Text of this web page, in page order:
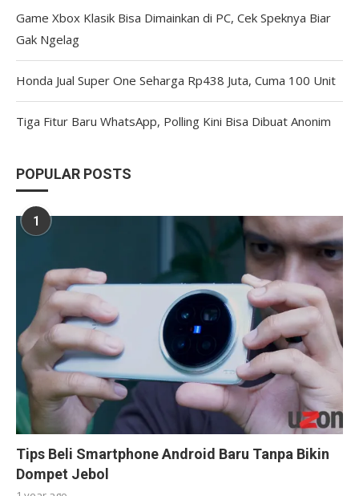
Game Xbox Klasik Bisa Dimainkan di PC, Cek Speknya Biar
Gak Ngelag
Honda Jual Super One Seharga Rp438 Juta, Cuma 100 Unit
Tiga Fitur Baru WhatsApp, Polling Kini Bisa Dibuat Anonim
POPULAR POSTS
1
Tips Beli Smartphone Android Baru Tanpa Bikin
Dompet Jebol